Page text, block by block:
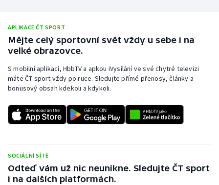
APLIKACE ČT SPORT
Mějte celý sportovní svět vždy u sebe i na
velké obrazovce.
S mobilní aplikací, HbbTV a apkou iVysílání ve své chytré televizi
máte ČT sport vždy po ruce. Sledujte přímé přenosy, články a
bonusový obsah kdekoli a kdykoli.
SOCIÁLNÍ SÍTĚ
Odteď vám už nic neunikne. Sledujte ČT sport
i na dalších platformách.